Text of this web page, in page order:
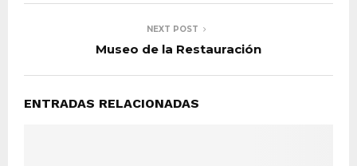
NEXT POST
Museo de la Restauración
ENTRADAS RELACIONADAS